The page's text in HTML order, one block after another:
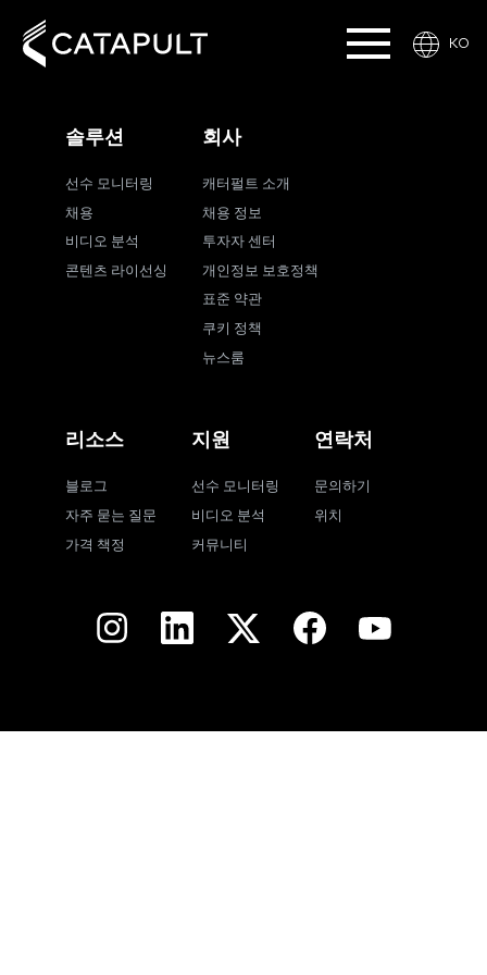
KO
솔루션
선수 모니터링
채용
비디오 분석
콘텐츠 라이선싱
회사
캐터펄트 소개
채용 정보
투자자 센터
개인정보 보호정책
표준 약관
쿠키 정책
뉴스룸
리소스
블로그
자주 묻는 질문
가격 책정
지원
선수 모니터링
비디오 분석
커뮤니티
연락처
문의하기
위치